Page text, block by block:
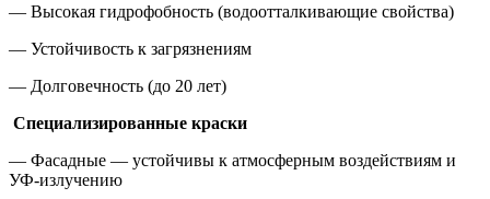
— Высокая гидрофобность (водоотталкивающие свойства)
— Устойчивость к загрязнениям
— Долговечность (до 20 лет)
Специализированные краски
— Фасадные — устойчивы к атмосферным воздействиям и
УФ-излучению